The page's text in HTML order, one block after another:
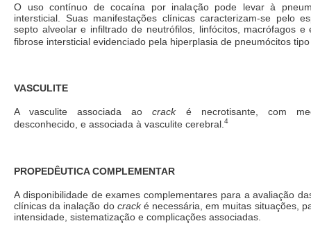
O uso contínuo de cocaína por inalação pode levar à
intersticial. Suas manifestações clínicas caracterizam-se pelo
septo alveolar e infiltrado de neutrófilos, linfócitos, macrófagos e
fibrose intersticial evidenciado pela hiperplasia de pneumócitos
VASCULITE
A vasculite associada aocracké necrotisante, com
desconhecido, e associada à vasculite cerebral. 4
PROPEDÊUTICA COMPLEMENTAR
A disponibilidade de exames complementares para a avaliação
clínicas da inalação do cracké necessária, em muitas situações,
intensidade, sistematização e complicações associadas.